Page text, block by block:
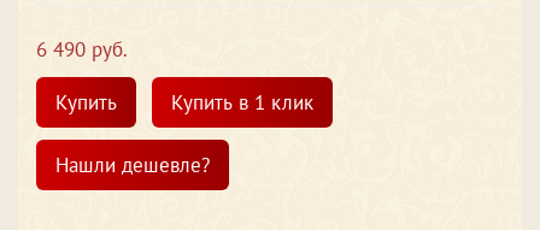
6 490 руб.
Купить
Купить в 1 клик
Нашли дешевле?